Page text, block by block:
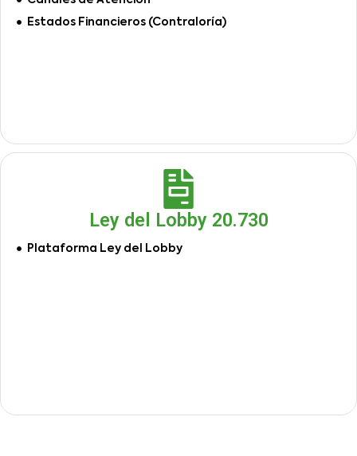
Estados Financieros (Contraloría)
Ley del Lobby 20.730
Plataforma Ley del Lobby